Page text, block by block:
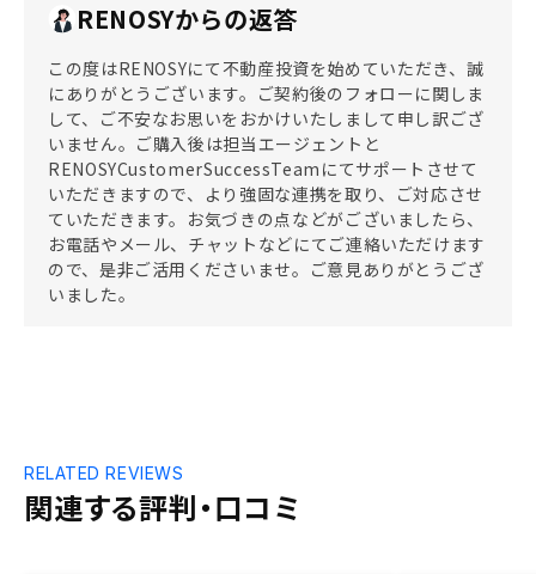
RENOSYからの返答
この度はRENOSYにて不動産投資を始めていただき、誠
にありがとうございます。ご契約後のフォローに関しま
して、ご不安なお思いをおかけいたしまして申し訳ござ
いません。ご購入後は担当エージェントと
RENOSYCustomerSuccessTeamにてサポートさせて
いただきますので、より強固な連携を取り、ご対応させ
ていただきます。お気づきの点などがございましたら、
お電話やメール、チャットなどにてご連絡いただけます
ので、是非ご活用くださいませ。ご意見ありがとうござ
いました。
関連する評判・口コミ
RELATED REVIEWS